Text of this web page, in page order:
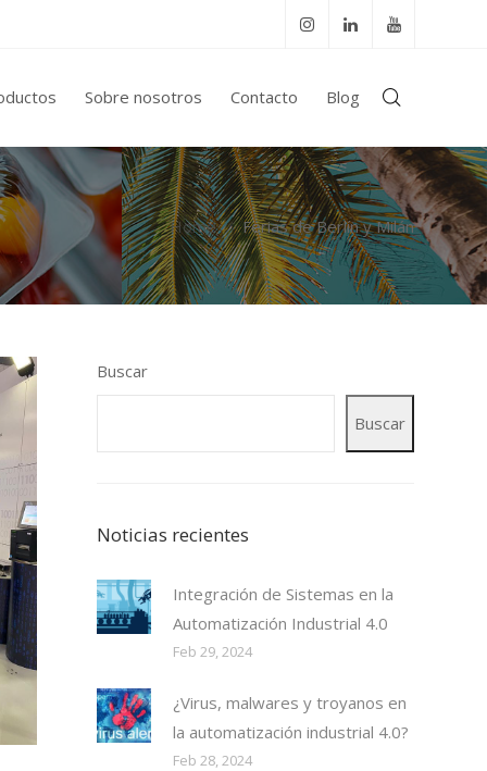
Sobre nosotros Contacto Blog
Home Ferias de Berlín y Milán
Buscar
Buscar
Noticias recientes
Integración de Sistemas en la
Automatización Industrial 4.0
Feb 29, 2024
¿Virus, malwares y troyanos en
la automatización industrial 4.0?
Feb 28, 2024